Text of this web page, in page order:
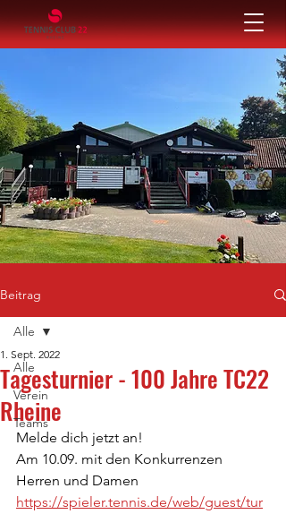
Beitrag
Alle
Verein
Teams
Alle
Tagesturnier - 100 Jahre TC22
Rheine
1. Sept. 2022
Melde dich jetzt an!
Am 10.09. mit den Konkurrenzen
Herren und Damen
https://spieler.tennis.de/web/guest/tur